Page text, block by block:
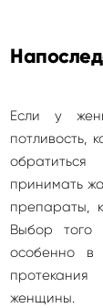
Если у
потливость,
принимать
препараты,
Выбор того
особенно в
женщины.